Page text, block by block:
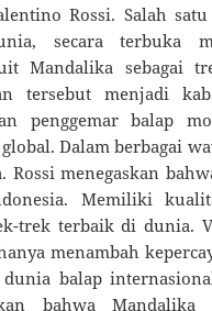
Rossi. Salah satu
secara terbuka
Mandalika sebagai
tersebut menjadi
penggemar balap
Dalam berbagai
Rossi menegaskan
Memiliki
trek terbaik di dunia.
menambah
balap
bahwa Mandalika